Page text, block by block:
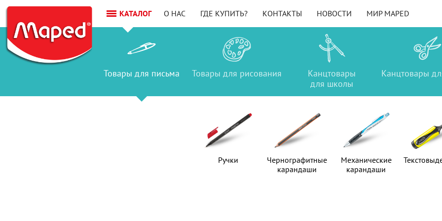
КАТАЛОГ О НАС ГДЕ КУПИТЬ? КОНТАКТЫ НОВОСТИ МИР MAPED
Товары
Товары
Канцтовары
для школы
Канцтовары
Ручки
Чернографитные
карандаши
Механические
карандаши
Товары для письма Товары для рисования
Канцтовары
для школы
Канцтовары
Ручки
Чернографитные
карандаши
Механические
карандаши